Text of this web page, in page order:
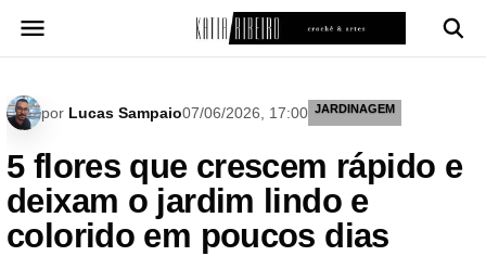
para
por Lucas Sampaio07/06/2026, 17:00 JARDINAGEM
5 flores que crescem rápido e
deixam o jardim lindo e
colorido em poucos dias